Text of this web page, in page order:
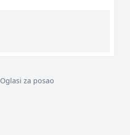
Oglasi za posao